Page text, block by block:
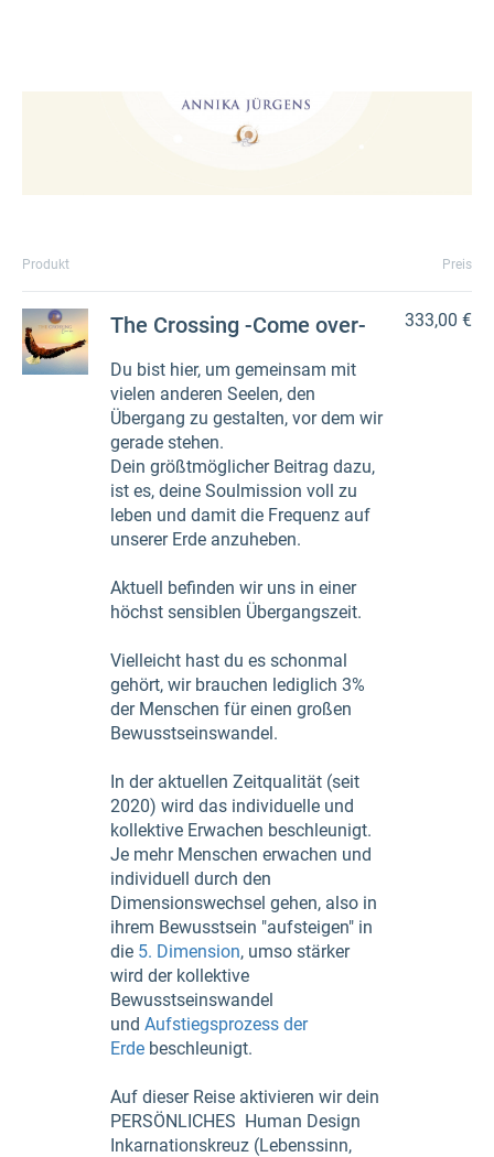
Produkt Preis
The Crossing -Come over-
Du bist hier, um gemeinsam mit
vielen anderen Seelen, den
Übergang zu gestalten, vor dem wir
gerade stehen.
Dein größtmöglicher Beitrag dazu,
ist es, deine Soulmission voll zu
leben und damit die Frequenz auf
unserer Erde anzuheben.
Aktuell befinden wir uns in einer
höchst sensiblen Übergangszeit.
Vielleicht hast du es schonmal
gehört, wir brauchen lediglich 3%
der Menschen für einen großen
Bewusstseinswandel.
In der aktuellen Zeitqualität (seit
2020) wird das individuelle und
kollektive Erwachen beschleunigt.
Je mehr Menschen erwachen und
individuell durch den
Dimensionswechsel gehen, also in
ihrem Bewusstsein "aufsteigen" in
die 5. Dimension, umso stärker
wird der kollektive
Bewusstseinswandel
und Aufstiegsprozess der
Erde beschleunigt.
Auf dieser Reise aktivieren wir dein
PERSÖNLICHES Human Design
Inkarnationskreuz (Lebenssinn,
333,00 €